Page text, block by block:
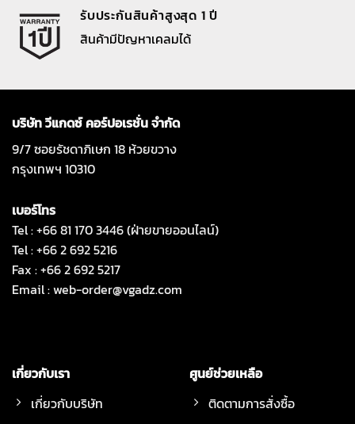
รับประกันสินค้าสูงสุด 1 ปี
สินค้ามีปัญหาเคลมได้
บริษัท วีแกดซ์ คอร์ปอเรชั่น จำกัด
9/7 ซอยรัชดาภิเษก 18 ห้วยขวาง
กรุงเทพฯ 10310
เบอร์โทร
Tel : +66 81 170 3446 (ฝ่ายขายออนไลน์)
Tel : +66 2 692 5216
Fax : +66 2 692 5217
Email :web-order@vgadz.com
เกี่ยวกับเรา
เกี่ยวกับบริษัท
ศูนย์ช่วยเหลือ
ติดตามการสั่งซื้อ